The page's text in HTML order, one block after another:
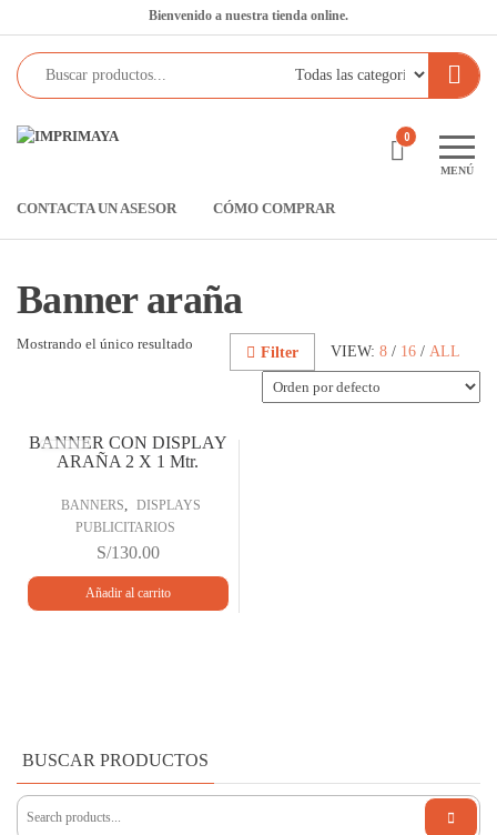
al
contenido
Bienvenido a nuestra tienda online.
MENÚ
0
CONTACTA UN ASESOR CÓMO COMPRAR
Banner araña
VIEW: 8 / 16 / ALL
Filter
Mostrando el único resultado
BANNER CON DISPLAY
ARAÑA 2 X 1 Mtr.
BANNERS,
DISPLAYS
PUBLICITARIOS
S/130.00
Añadir al carrito
BUSCAR PRODUCTOS